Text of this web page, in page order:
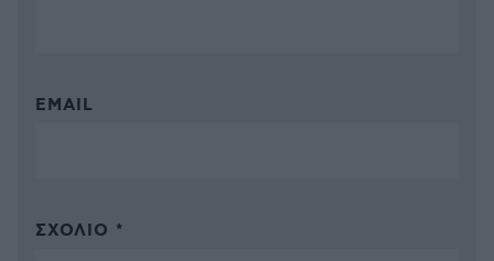
EMAIL
ΣΧΌΛΙΟ *